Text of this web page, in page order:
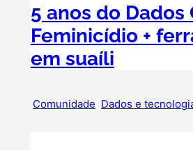
5 anos do Dados
Feminicídio +
em suaíli
Comunidade Dados e